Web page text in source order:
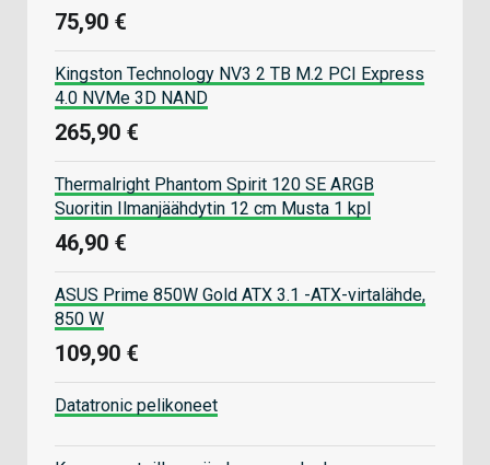
75,90 €
Kingston Technology NV3 2 TB M.2 PCI Express
4.0 NVMe 3D NAND
265,90 €
Thermalright Phantom Spirit 120 SE ARGB
Suoritin Ilmanjäähdytin 12 cm Musta 1 kpl
46,90 €
ASUS Prime 850W Gold ATX 3.1 -ATX-virtalähde,
850 W
109,90 €
Datatronic pelikoneet